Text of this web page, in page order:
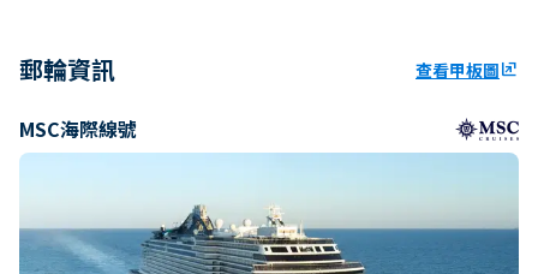
郵輪資訊 查看甲板圖ungroup
MSC海際線號